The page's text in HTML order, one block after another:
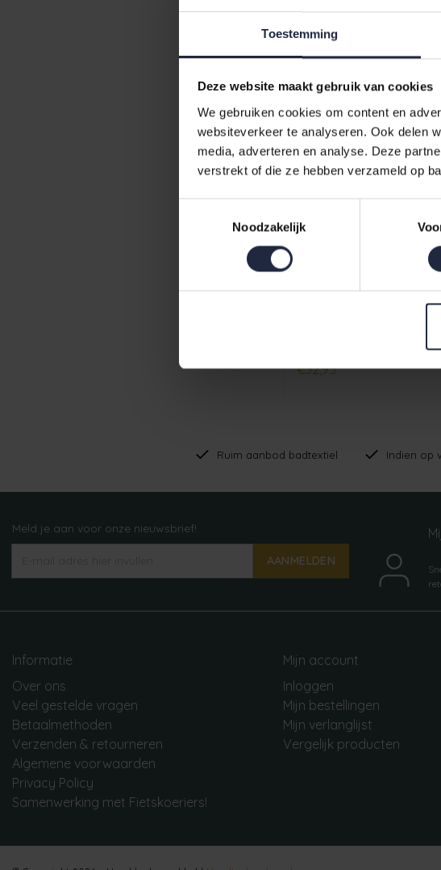
Toestemming
Deze website maakt gebruik van cookies
We gebruiken cookies om content en
websiteverkeer te analyseren. Ook delen
media, adverteren en analyse. Deze
verstrekt of die ze hebben verzameld op
Noodzakelijk
€32,95
Ruim aanbod badtextiel Indien op
Meld je aan voor onze nieuwsbrief!
AANMELDEN
Informatie
Over ons
Veel gestelde vragen
Betaalmethoden
Verzenden & retourneren
Algemene voorwaarden
Privacy Policy
Samenwerking met Fietskoeriers!
Mijn account
Inloggen
Mijn bestellingen
Mijn verlanglijst
Vergelijk producten